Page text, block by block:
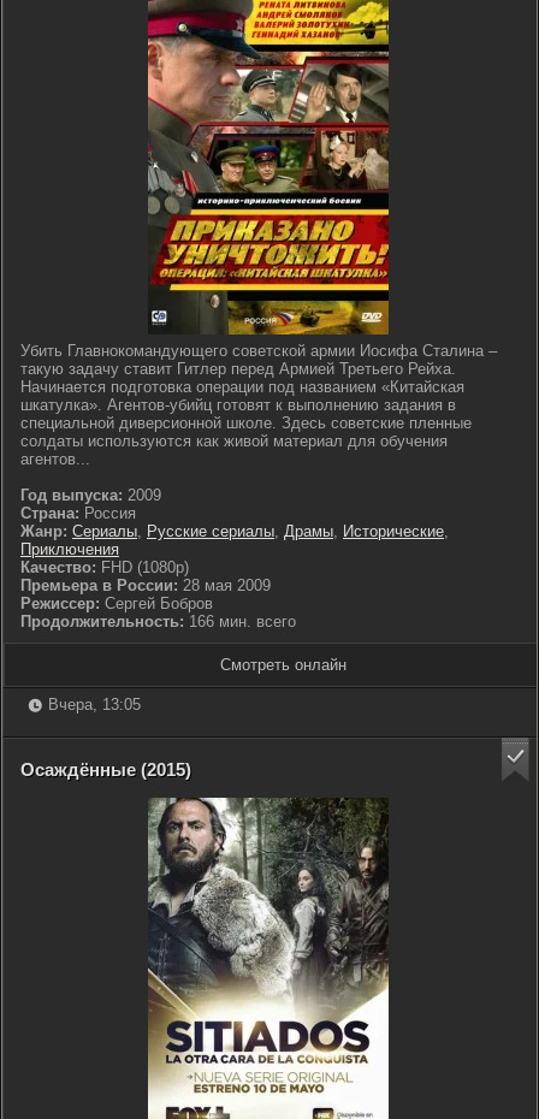
Убить Главнокомандующего советской армии Иосифа Сталина –
такую задачу ставит Гитлер перед Армией Третьего Рейха.
Начинается подготовка операции под названием «Китайская
шкатулка». Агентов-убийц готовят к выполнению задания в
специальной диверсионной школе. Здесь советские пленные
солдаты используются как живой материал для обучения
агентов...
Год выпуска: 2009
Страна: Россия
Жанр: Сериалы, Русские сериалы, Драмы, Исторические,
Приключения
Качество: FHD (1080p)
Премьера в России: 28 мая 2009
Режиссер: Сергей Бобров
Продолжительность: 166 мин. всего
Смотреть онлайн
Вчера, 13:05
Осаждённые (2015)